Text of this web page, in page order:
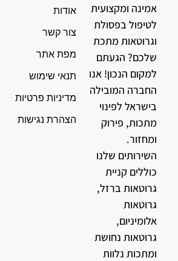
אמינה ומקצועית
לטיפול בפסולת
וגרוטאות מתכת
שלכם? הגעתם
למקום הנכון! אנו
החברה המובילה
בישראל לפינוי
מתכות, פירוק
ומחזור.
השירותים שלנו
כוללים קניית
גרוטאות ברזל,
גרוטאות
אלומיניום,
גרוטאות נחושת
ומתכות נלוות
אודות
צור קשר
מפת אתר
תנאי שימוש
מדיניות פרטיות
הצהרת נגישות